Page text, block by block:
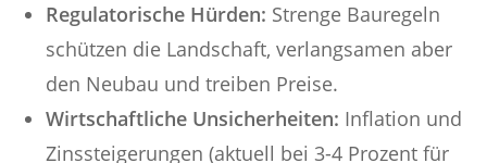
Regulatorische Hürden: Strenge Bauregeln
schützen die Landschaft, verlangsamen aber
den Neubau und treiben Preise.
Wirtschaftliche Unsicherheiten: Inflation und
Zinssteigerungen (aktuell bei 3-4 Prozent für